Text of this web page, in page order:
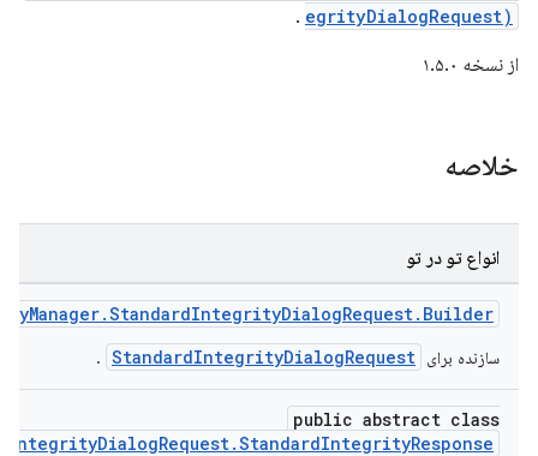
egrityDialogRequest)
.
از نسخه ۱.۵.۰
خلاصه
انواع تو در تو
سازنده برای StandardIntegrityDialogRequest
.
public abstract class